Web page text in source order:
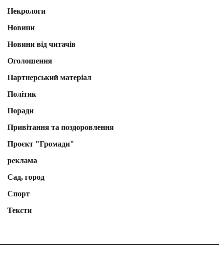
Некрологи
Новини
Новини від читачів
Оголошення
Партнерський матеріал
Політик
Поради
Привітання та поздоровлення
Проєкт "Громади"
реклама
Сад, город
Спорт
Тексти